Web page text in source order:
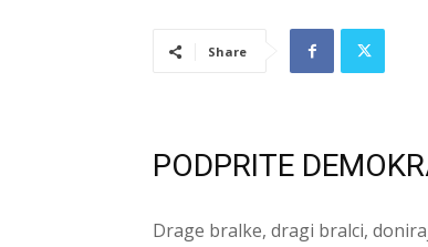
Share
PODPRITE
Drage bralke, dragi bralci,